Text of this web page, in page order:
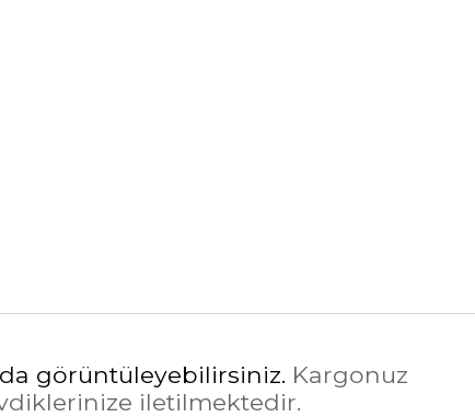
görüntüleyebilirsiniz. Kargonuz
iletilmektedir.